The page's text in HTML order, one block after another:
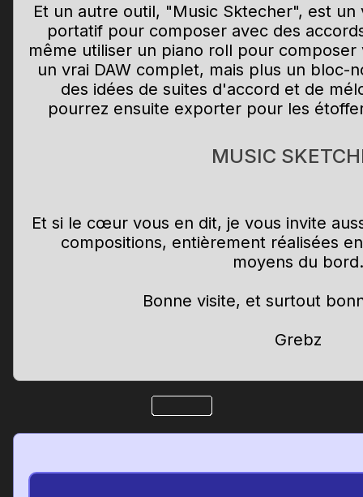
Et un autre outil, "Music Sktecher", est
portatif pour composer avec des
même utiliser un piano roll pour
un vrai DAW complet, mais plus un bloc-
des idées de suites d'accord et de
pourrez ensuite exporter pour les
MUSIC
Et si le cœur vous en dit, je vous invite
compositions, entièrement réalisées
moyens du bord.
Bonne visite, et surtout
Grebz